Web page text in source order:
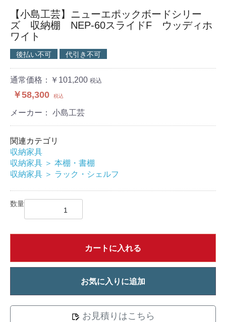
【小島工芸】ニューエポックボードシリー
ズ 収納棚 NEP‐60スライドF ウッディホ
ワイト
後払い不可 代引き不可
通常価格：￥101,200 税込
￥58,300 税込
メーカー： 小島工芸
関連カテゴリ
収納家具
収納家具 ＞ 本棚・書棚
収納家具 ＞ ラック・シェルフ
数量
カートに入れる
お気に入りに追加
お見積りはこちら